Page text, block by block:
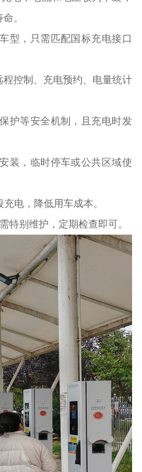
。
型，只需匹配国标充电接口
控制、充电预约、电量统计
护等安全机制，且充电时发
装，临时停车或公共区域使
电，降低用车成本。
特别维护，定期检查即可。